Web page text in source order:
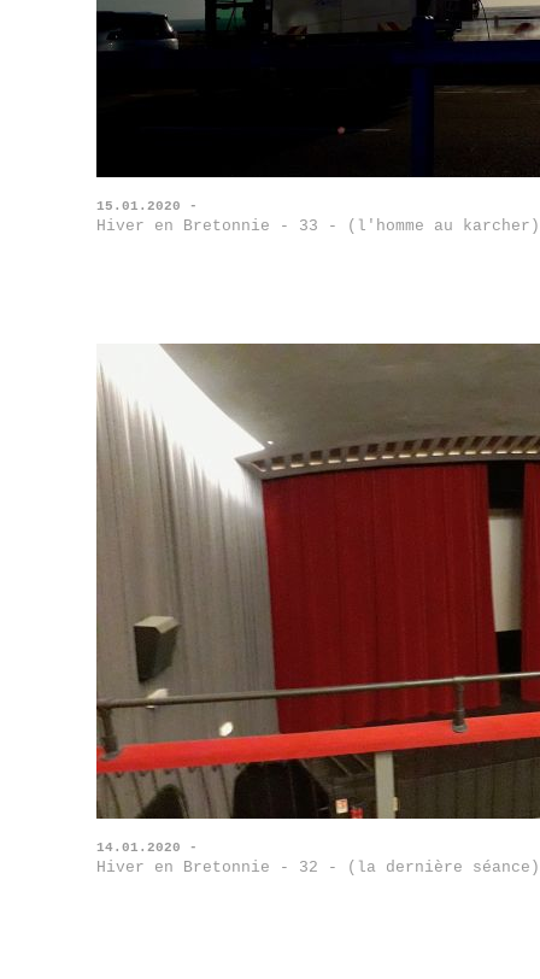
15.01.2020 -
Hiver en Bretonnie - 33 - (l'homme au karcher)
14.01.2020 -
Hiver en Bretonnie - 32 - (la dernière séance)